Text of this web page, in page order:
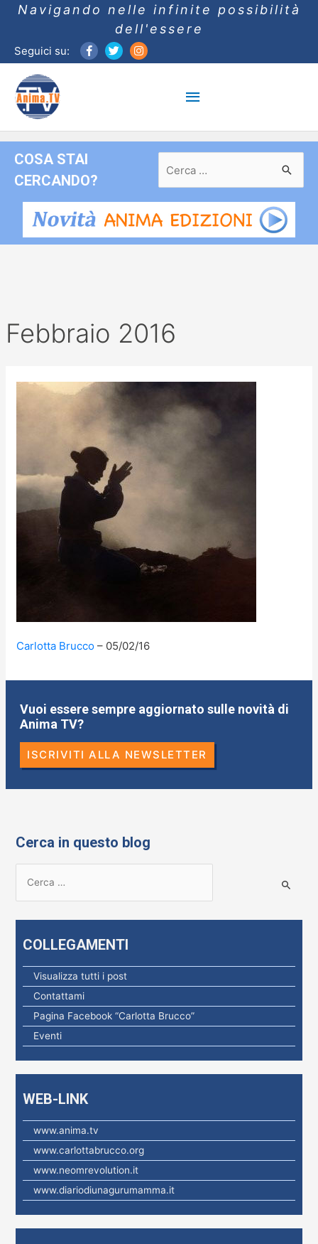
Navigando nelle infinite possibilità
dell'essere
Seguici su:
Menu
principale
COSA STAI
CERCANDO?
per:
Febbraio 2016
Carlotta Brucco 05/02/16
Vuoi essere sempre aggiornato sulle novità di
Anima TV?
ISCRIVITI ALLA NEWSLETTER
Cerca in questo blog
:
COLLEGAMENTI
Visualizza tutti i post
Contattami
Pagina Facebook “Carlotta Brucco”
Eventi
WEB-LINK
www.anima.tv
www.carlottabrucco.org
www.neomrevolution.it
www.diariodiunagurumamma.it